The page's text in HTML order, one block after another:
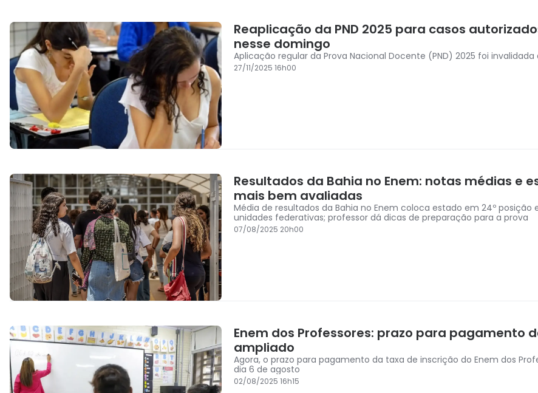
Reaplicação da PND 2025 para casos
nesse domingo
Aplicação regular da Prova Nacional Docente (PND) 2025 foi
27/11/2025 16h00
Resultados da Bahia no Enem: notas médias e
mais bem avaliadas
Média de resultados da Bahia no Enem coloca estado em 24º posição
unidades federativas; professor dá dicas de preparação para a prova
07/08/2025 20h00
Enem dos Professores: prazo para pagamento
ampliado
Agora, o prazo para pagamento da taxa de inscrição do Enem dos
dia 6 de agosto
02/08/2025 16h15